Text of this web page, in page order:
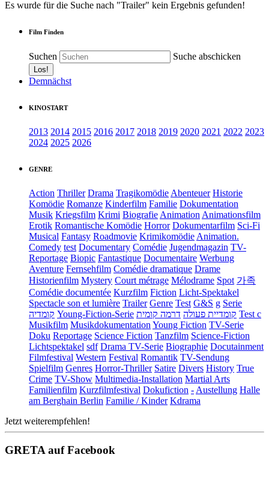
Es wurde für die Suche nach "Trailer" kein Ergebnis gefunden!
Film Finden
Suchen Suche abschicken
Demnächst
KINOSTART
2013 2014 2015 2016 2017 2018 2019 2020 2021 2022 2023
2024 2025 2026
GENRE
Action Thriller Drama Tragikomödie Abenteuer Historie
Komödie Romanze Kinderfilm Familie Dokumentation
Musik Kriegsfilm Krimi Biografie Animation Animationsfilm
Erotik Romantische Komödie Horror Dokumentarfilm Sci-Fi
Musical Fantasy Roadmovie Krimikomödie Animation.
Comedy test Documentary Comédie Jugendmagazin TV-
Reportage Biopic Fantastique Documentaire Werbung
Aventure Fernsehfilm Comédie dramatique Drame
Historienfilm Mystery Court métrage Mélodrame Spot 가족
Comédie documentée Kurzfilm Fiction Licht-Spektakel
Spectacle son et lumière Trailer Genre Test G&S g Serie
קומדיה Young-Fiction-Serie קומדיית פעולה דרמה קומית
Test c
Musikfilm Musikdokumentation Young Fiction TV-Serie
Doku Reportage Science Fiction Tanzfilm Science-Fiction
Lichtspektakel sdf Drama TV-Serie Biographie Docutainment
Filmfestival Western Festival Romantik TV-Sendung
Spielfilm Genres Horror-Thriller Satire Divers History True
Crime TV-Show Multimedia-Installation Martial Arts
Familienfilm Kurzfilmfestival Dokufiction - Austellung Halle
am Berghain Berlin Familie / Kinder Kdrama
Jetzt weiterempfehlen!
GRETA auf Facebook